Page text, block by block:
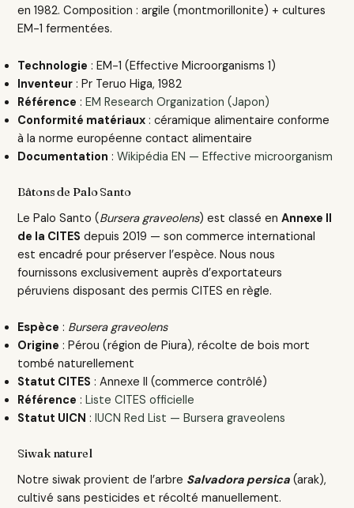
en 1982. Composition : argile (montmorillonite) + cultures
EM-1 fermentées.
Technologie : EM-1 (Effective Microorganisms 1)
Inventeur : Pr Teruo Higa, 1982
Référence :EM Research Organization (Japon)
Conformité matériaux : céramique alimentaire conforme
à la norme européenne contact alimentaire
Documentation :Wikipédia EN — Effective microorganism
Bâtons de Palo Santo
Le Palo Santo (Bursera graveolens) est classé enAnnexe II
de la CITES depuis 2019 — son commerce international
est encadré pour préserver l’espèce. Nous nous
fournissons exclusivement auprès d’exportateurs
péruviens disposant des permis CITES en règle.
Espèce : Bursera graveolens
Origine : Pérou (région de Piura), récolte de bois mort
tombé naturellement
Statut CITES : Annexe II (commerce contrôlé)
Référence :Liste CITES officielle
Statut UICN :IUCN Red List — Bursera graveolens
Siwak naturel
Notre siwak provient de l’arbre Salvadora persica (arak),
cultivé sans pesticides et récolté manuellement.